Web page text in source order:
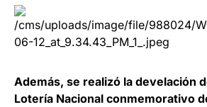
Además, se realizó la develación
Lotería Nacional conmemorativo